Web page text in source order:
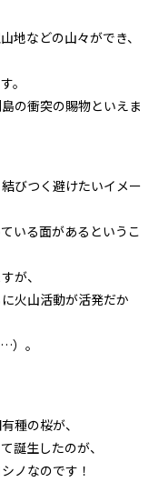
地などの山々ができ、
。
の衝突の賜物といえま
びつく避けたいイメー
いる面があるというこ
が、
火山活動が活発だか
）。
種の桜が、
誕生したのが、
ノなのです！